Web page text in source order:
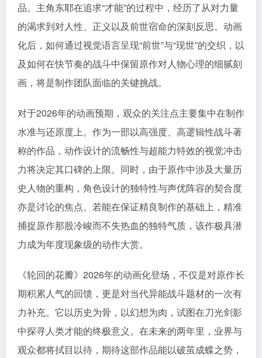
品。主角东耶在追求“才能”的过程中，经历了从对力量
的渴求到对人性、正义以及前世宿命的深刻反思。动画
化后，如何通过视觉语言呈现“前世”与“现世”的交织，以
及如何在快节奏的战斗中保留原作对人物心理的细腻刻
画，将是制作团队面临的关键挑战。
对于2026年的动画预期，观众的关注点主要集中在制作
水准与还原度上。作为一部以高强度、高逻辑性战斗著
称的作品，动作设计的流畅性与超能力特效的视觉冲击
力将决定其口碑的上限。同时，由于原作中涉及大量历
史人物的重构，角色设计的独特性与声优阵容的契合度
亦是讨论的焦点。若能在保证精良制作的基础上，精准
捕捉原作那股冷峻而不失热血的独特气质，该作极具潜
力成为年度现象级的动作大赏。
《轮回的花瓣》2026年的动画化登场，不仅是对原作长
期积累人气的回馈，更是对当代异能战斗题材的一次有
力补充。它以历史为骨，以幻想为肉，试图在刀光剑影
中探寻人类才能的终极意义。在未来的两年里，业界与
观众都将拭目以待，期待这部作品能以破茧成蝶之势，